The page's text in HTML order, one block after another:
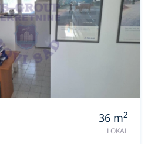
36 m2
LOKAL